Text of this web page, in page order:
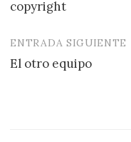
copyright
ENTRADA SIGUIENTE
El otro equipo